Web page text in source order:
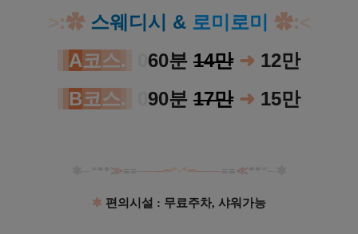
:✿ 스웨디시 & 로미로미 ✿:
A코스. 60분 14만 ➜ 12만
B코스. 90분 17만 ➜ 15만
** ≫≡≡───━*·*━───≡≡≪**
✱ 편의시설 : 무료주차, 샤워가능